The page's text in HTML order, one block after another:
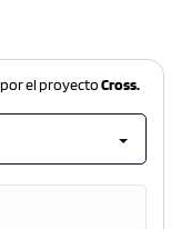
por el proyectoCross.